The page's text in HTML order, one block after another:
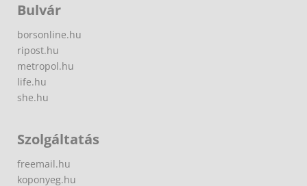
Bulvár
borsonline.hu
ripost.hu
metropol.hu
life.hu
she.hu
Szolgáltatás
freemail.hu
koponyeg.hu